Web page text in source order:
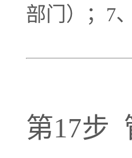
部门）；7
第17步